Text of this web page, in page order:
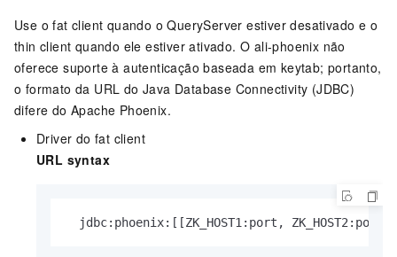
Use o fat client quando o QueryServer estiver desativado e o
thin client quando ele estiver ativado. O ali-phoenix não
oferece suporte à autenticação baseada em keytab; portanto,
o formato da URL do Java Database Connectivity (JDBC)
difere do Apache Phoenix.
Driver do fat client
URL syntax
jdbc:phoenix:[[ZK_HOST1:port,